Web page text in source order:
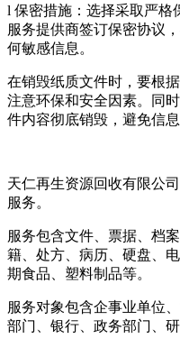
l 保密措施：选择采取严格
服务提供商签订保密协议
何敏感信息。
在销毁纸质文件时，要根
注意环保和安全因素。同
件内容彻底销毁，避免信息
天仁再生资源回收有限公
服务。
服务包含文件、票据、档
籍、处方、病历、硬盘、
期食品、塑料制品等。
服务对象包含企事业单位
部门、银行、政务部门、